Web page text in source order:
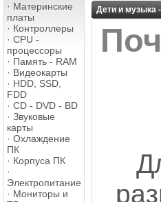
· Материнские
платы
· Контроллеры
· CPU -
процессоры
· Память - RAM
· Видеокарты
· HDD, SSD,
FDD
· CD - DVD - BD
· Звуковые
карты
· Охлаждение
ПК
· Корпуса ПК
·
Электропитание
· Мониторы и
Дети и музыка